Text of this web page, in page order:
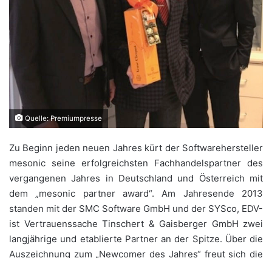
Quelle: Premiumpresse
Zu Beginn jeden neuen Jahres kürt der Softwarehersteller
mesonic seine erfolgreichsten Fachhandelspartner des
vergangenen Jahres in Deutschland und Österreich mit
dem „mesonic partner award“. Am Jahresende 2013
standen mit der SMC Software GmbH und der SYSco, EDV-
ist Vertrauenssache Tinschert & Gaisberger GmbH zwei
langjährige und etablierte Partner an der Spitze. Über die
Auszeichnung zum „Newcomer des Jahres“ freut sich die